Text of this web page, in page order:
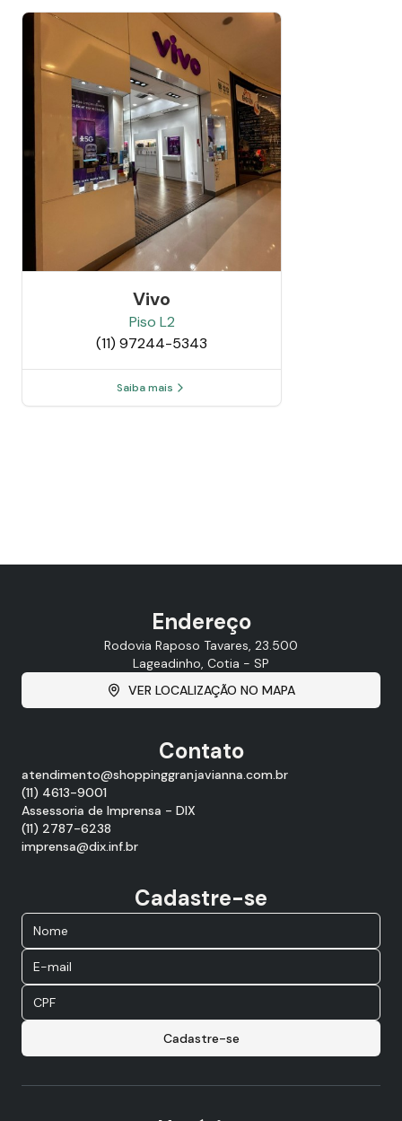
Vivo
Piso L2
(11) 97244-5343
Saiba mais
Endereço
Rodovia Raposo Tavares, 23.500
Lageadinho, Cotia - SP
VER LOCALIZAÇÃO NO MAPA
Contato
atendimento@shoppinggranjavianna.com.br
(11) 4613-9001
Assessoria de Imprensa - DIX
(11) 2787-6238
imprensa@dix.inf.br
Cadastre-se
Cadastre-se